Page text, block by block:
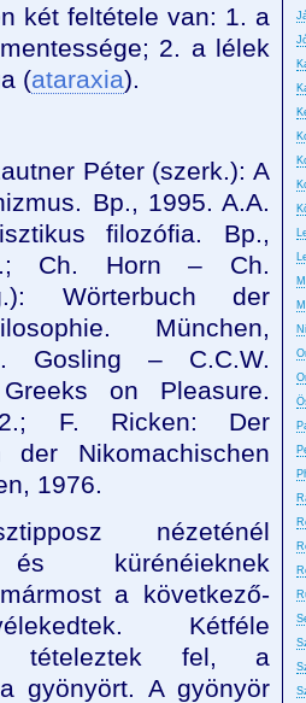
két feltétele van: 1. a
2. a lélek
(ataraxia).
Péter (szerk.): A
Bp., 1995. A.A.
filozófia. Bp.,
Ch. Horn – Ch.
Wörterbuch der
München,
Gosling – C.C.W.
on Pleasure.
F. Ricken: Der
der Nikomachischen
1976.
nézeténél
küré­néieknek
a következő­
Kétféle
tételeztek fel, a
gyönyört. A gyönyör